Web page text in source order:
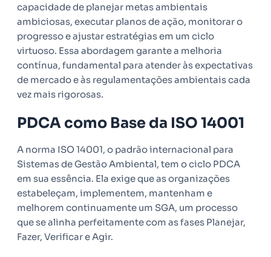
capacidade de planejar metas ambientais
ambiciosas, executar planos de ação, monitorar o
progresso e ajustar estratégias em um ciclo
virtuoso. Essa abordagem garante a melhoria
contínua, fundamental para atender às expectativas
de mercado e às regulamentações ambientais cada
vez mais rigorosas.
PDCA como Base da ISO 14001
A norma ISO 14001, o padrão internacional para
Sistemas de Gestão Ambiental, tem o ciclo PDCA
em sua essência. Ela exige que as organizações
estabeleçam, implementem, mantenham e
melhorem continuamente um SGA, um processo
que se alinha perfeitamente com as fases Planejar,
Fazer, Verificar e Agir.